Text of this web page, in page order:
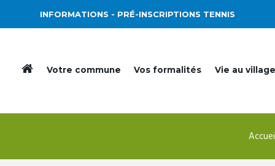
INFORMATIONS - PRÉ-INSCRIPTIONS TENNIS
Votre commune Vos formalités Vie au village